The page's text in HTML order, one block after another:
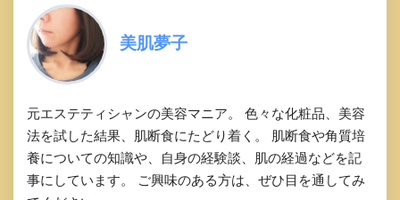
美肌夢子
元エステティシャンの美容マニア。 色々な化粧品、美容
法を試した結果、肌断食にたどり着く。 肌断食や角質培
養についての知識や、自身の経験談、肌の経過などを記
事にしています。 ご興味のある方は、ぜひ目を通してみ